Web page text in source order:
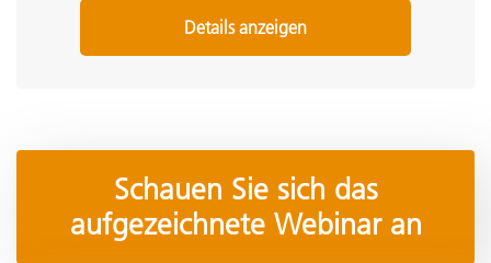
Details anzeigen
Schauen Sie sich das
aufgezeichnete Webinar an